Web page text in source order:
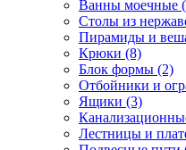
Ванны моечные
Столы из
Пирамиды и
Крюки (8)
Блок формы (2)
Отбойники и
Ящики (3)
Лестницы и